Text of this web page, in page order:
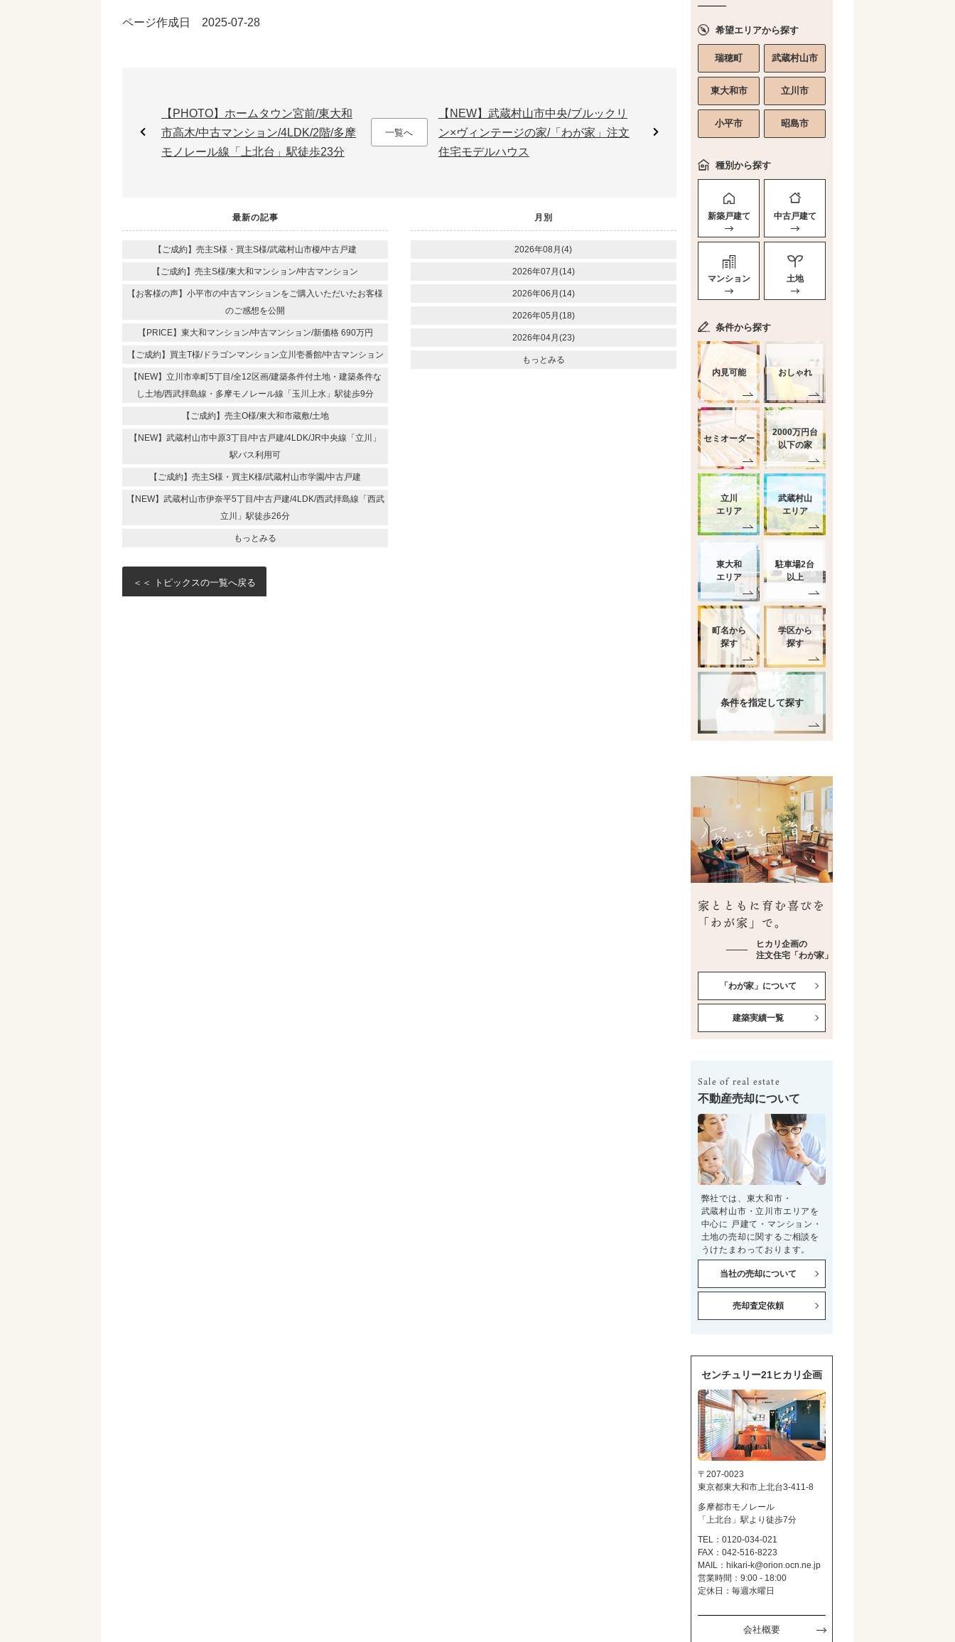
ページ作成日 2025-07-28
【PHOTO】ホームタウン宮前/東大和
市高木/中古マンション/4LDK/2階/多摩
モノレール線「上北台」駅徒歩23分
一覧へ
【NEW】武蔵村山市中央/ブルックリ
ン×ヴィンテージの家/「わが家」注文
住宅モデルハウス
最新の記事
【ご成約】売主S様・買主S様/武蔵村山市榎/中古戸建
【ご成約】売主S様/東大和マンション/中古マンション
【お客様の声】小平市の中古マンションをご購入いただいたお客様
のご感想を公開
【PRICE】東大和マンション/中古マンション/新価格 690万円
【ご成約】買主T様/ドラゴンマンション立川壱番館/中古マンション
【NEW】立川市幸町5丁目/全12区画/建築条件付土地・建築条件な
し土地/西武拝島線・多摩モノレール線「玉川上水」駅徒歩9分
【ご成約】売主O様/東大和市蔵敷/土地
【NEW】武蔵村山市中原3丁目/中古戸建/4LDK/JR中央線「立川」
駅バス利用可
【ご成約】売主S様・買主K様/武蔵村山市学園/中古戸建
【NEW】武蔵村山市伊奈平5丁目/中古戸建/4LDK/西武拝島線「西武
立川」駅徒歩26分
もっとみる
月別
2026年08月(4)
2026年07月(14)
2026年06月(14)
2026年05月(18)
2026年04月(23)
もっとみる
＜＜ トピックスの一覧へ戻る
希望エリアから探す
瑞穂町 武蔵村山市
東大和市 立川市
小平市 昭島市
種別から探す
新築戸建て 中古戸建て
マンション 土地
条件から探す
内見可能 おしゃれ
セミオーダー
2000万円台
以下の家
立川
エリア
武蔵村山
エリア
東大和
エリア
駐車場2台
以上
町名から
探す
学区から
探す
条件を指定して探す
家とともに育む喜びを
「わが家」で。
ヒカリ企画の
注文住宅「わが家」
「わが家」について
建築実績一覧
Sale of real estate
不動産売却について
弊社では、東大和市・
武蔵村山市・立川市エリアを
中心に 戸建て・マンション・
土地の売却に関するご相談を
うけたまわっております。
当社の売却について
売却査定依頼
センチュリー21ヒカリ企画
〒207-0023
東京都東大和市上北台3-411-8
多摩都市モノレール
「上北台」駅より徒歩7分
TEL：0120-034-021
FAX：042-516-8223
MAIL： hikari-k@orion.ocn.ne.jp
営業時間：9:00 - 18:00
定休日：毎週水曜日
会社概要